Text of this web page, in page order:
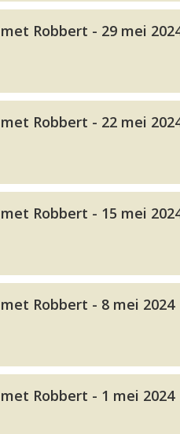
Robbert - 29 mei
Robbert - 22 mei
Robbert - 15 mei
Robbert - 8 mei 2024
Robbert - 1 mei 2024